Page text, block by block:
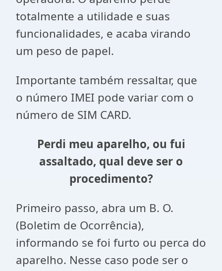
totalmente a utilidade e suas
funcionalidades, e acaba virando
um peso de papel.
Importante também ressaltar, que
o número IMEI pode variar com o
número de SIM CARD.
Perdi meu aparelho, ou fui
assaltado, qual deve ser o
procedimento?
Primeiro passo, abra um B. O.
(Boletim de Ocorrência),
informando se foi furto ou perca do
aparelho. Nesse caso pode ser o